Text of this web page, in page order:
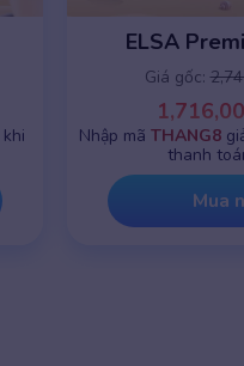
khi
ELSA
Giá gốc:
Nhập mãTHANG8
thanh
Mua